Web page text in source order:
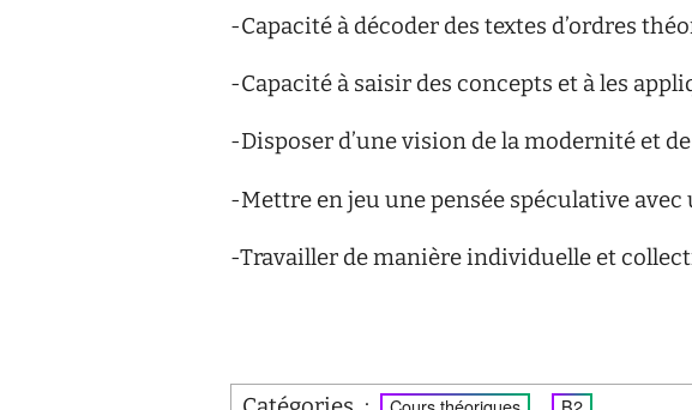
-Capacité à décoder des textes d’ordres
-Capacité à saisir des concepts et à les
-Disposer d’une vision de la modernité et
-Mettre en jeu une pensée spéculative avec
-Travailler de manière individuelle et